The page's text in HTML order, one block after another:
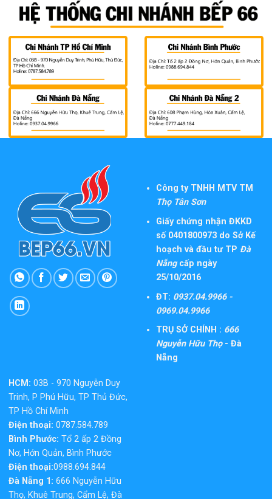
Công ty TNHH MTV TM
Thọ Tân Sơn
Giấy chứng nhận ĐKKD
số 0401800973 do Sở Kế
hoạch và đầu tư TP Đà
Nẵngcấp ngày
25/10/2016
ĐT: 0937.04.9966 -
0969.04.9966
TRỤ SỞ CHÍNH : 666
Nguyễn Hữu Thọ- Đà
Nẵng
HCM: 03B - 970 Nguyễn Duy
Trinh, P Phú Hữu, TP Thủ Đức,
TP Hồ Chí Minh
Điện thoại: 0787.584.789
Bình Phước: Tổ 2 ấp 2 Đồng
Nơ, Hớn Quản, Bình Phước
Điện thoại:0988.694.844
Đà Nẵng 1: 666 Nguyễn Hữu
Thọ, Khuê Trung, Cẩm Lệ, Đà